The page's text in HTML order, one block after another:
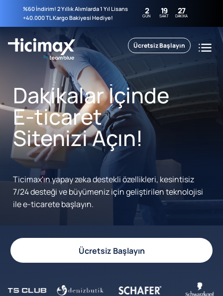
%60 İndirim! 2 Yıllık Alımlarda 1 Yıl Lisans
+40.000 TL Kargo Bakiyesi Hediye!
2
GÜN 19
SAAT 27
DAKIKA
Ücretsiz Başlayın
Dakikalar İçinde
E-ticaret
Sitenizi Açın!
Ticimax'ın yapay zeka destekli özellikleri, kesintisiz
7/24 desteği ve büyümeniz için geliştirilen teknolojisi
ile e-ticarete başlayın.
Ücretsiz Başlayın